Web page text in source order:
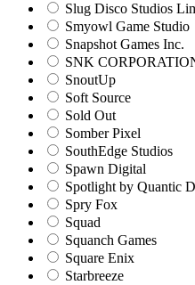
Slug Disco Studios
Smyowl Game Studio
Snapshot Games Inc.
SNK
SnoutUp
Soft Source
Sold Out
Somber Pixel
SouthEdge Studios
Spawn Digital
Spotlight by Quantic
Spry Fox
Squad
Squanch Games
Square Enix
Starbreeze